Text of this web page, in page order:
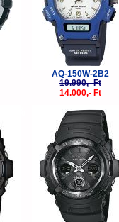
AQ-150W-2B2
19.990,- Ft
14.000,- Ft